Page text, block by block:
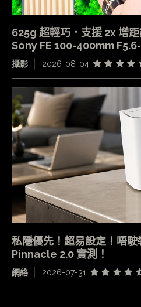
625g 超輕巧．支援 2x 增
Sony FE 100-400mm
攝影 2026-08-04
私隱優先！超易設定！唔
Pinnacle 2.0 實測！
網絡 2026-07-31